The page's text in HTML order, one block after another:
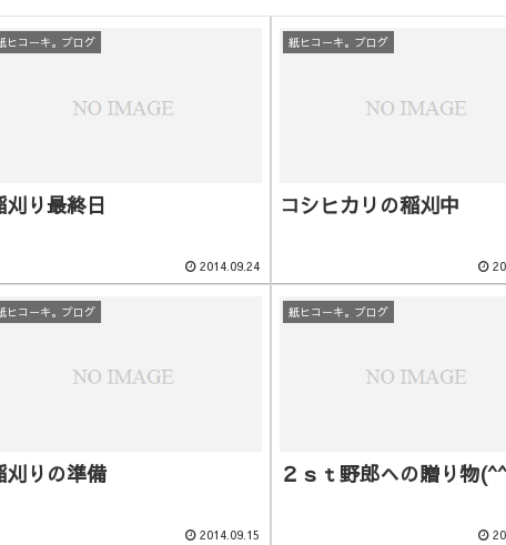
ヒコーキ。ブログ
刈り最終日
2014.09.24
紙ヒコーキ。ブログ
コシヒカリの稲刈中
ヒコーキ。ブログ
刈りの準備
2014.09.15
紙ヒコーキ。ブログ
２ｓｔ野郎への贈り物